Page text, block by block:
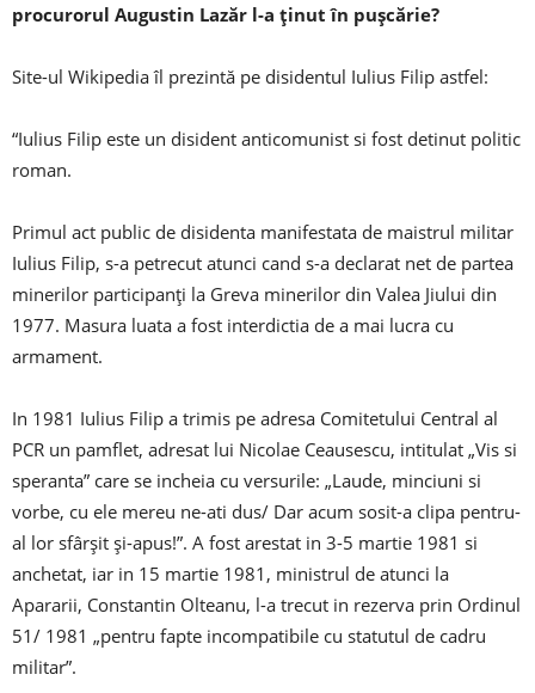
procurorul Augustin Lazăr l-a ținut în pușcărie?
Site-ul Wikipedia îl prezintă pe disidentul Iulius Filip astfel:
“Iulius Filip este un disident anticomunist si fost detinut politic
roman.
Primul act public de disidenta manifestata de maistrul militar
Iulius Filip, s-a petrecut atunci cand s-a declarat net de partea
minerilor participanți la Greva minerilor din Valea Jiului din
1977. Masura luata a fost interdictia de a mai lucra cu
armament.
In 1981 Iulius Filip a trimis pe adresa Comitetului Central al
PCR un pamflet, adresat lui Nicolae Ceausescu, intitulat „Vis si
speranta” care se incheia cu versurile: „Laude, minciuni si
vorbe, cu ele mereu ne-ati dus/ Dar acum sosit-a clipa pentru-
al lor sfârșit și-apus!”. A fost arestat in 3-5 martie 1981 si
anchetat, iar in 15 martie 1981, ministrul de atunci la
Apararii, Constantin Olteanu, l-a trecut in rezerva prin Ordinul
51/ 1981 „pentru fapte incompatibile cu statutul de cadru
militar”.